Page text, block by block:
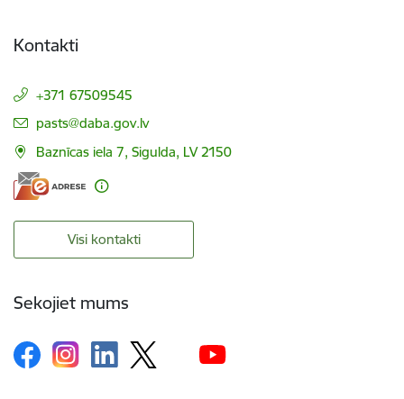
Kontakti
+371 67509545
E-pasts:
pasts@daba.gov.lv
Baznīcas iela 7, Sigulda, LV 2150
Visi kontakti
Sekojiet mums